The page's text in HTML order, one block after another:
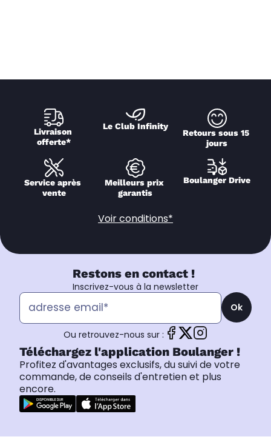
Livraison
offerte*
Le Club Infinity
Retours sous 15
jours
Service après
vente
Meilleurs prix
garantis
Boulanger Drive
Voir conditions*
Restons en contact !
Inscrivez-vous à la newsletter
Ok
Ou retrouvez-nous sur :
Téléchargez l'application Boulanger !
Profitez d'avantages exclusifs, du suivi de votre
commande, de conseils d'entretien et plus
encore.